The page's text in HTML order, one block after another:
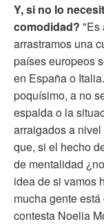
Y, si no lo
comodidad? "Es
arrastramos una
países europeos
en España o
poquísimo, a no
espalda o la
arraigados a
que, si el hecho
de mentalidad
idea de si vamos
mucha gente
contesta Noelia